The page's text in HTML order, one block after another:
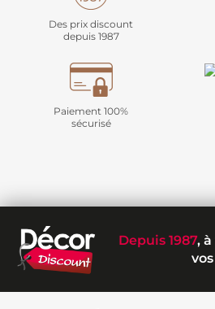
Des prix discount
depuis 1987
Paiement 100%
sécurisé
Depuis 1987,